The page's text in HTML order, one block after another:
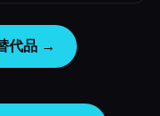
代品 →